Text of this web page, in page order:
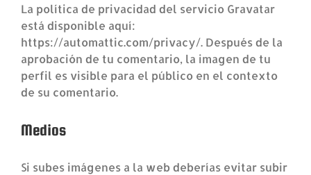
La política de privacidad del servicio Gravatar
está disponible aquí:
https://automattic.com/privacy/. Después de la
aprobación de tu comentario, la imagen de tu
perfil es visible para el público en el contexto
de su comentario.
Medios
Si subes imágenes a la web deberías evitar subir